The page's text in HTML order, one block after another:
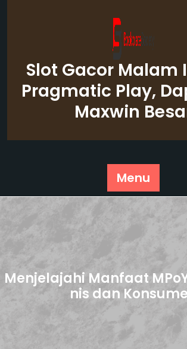
Slot Gacor Malam
Pragmatic Play,
Maxwin
Menu
Menjelajahi Manfaat
nis dan